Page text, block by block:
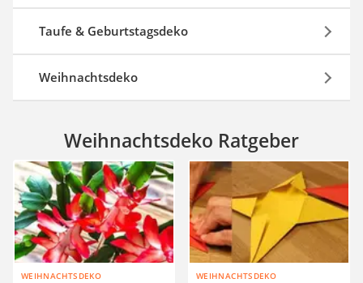
Taufe & Geburtstagsdeko
Weihnachtsdeko
Weihnachtsdeko Ratgeber
WEIHNACHTSDEKO WEIHNACHTSDEKO